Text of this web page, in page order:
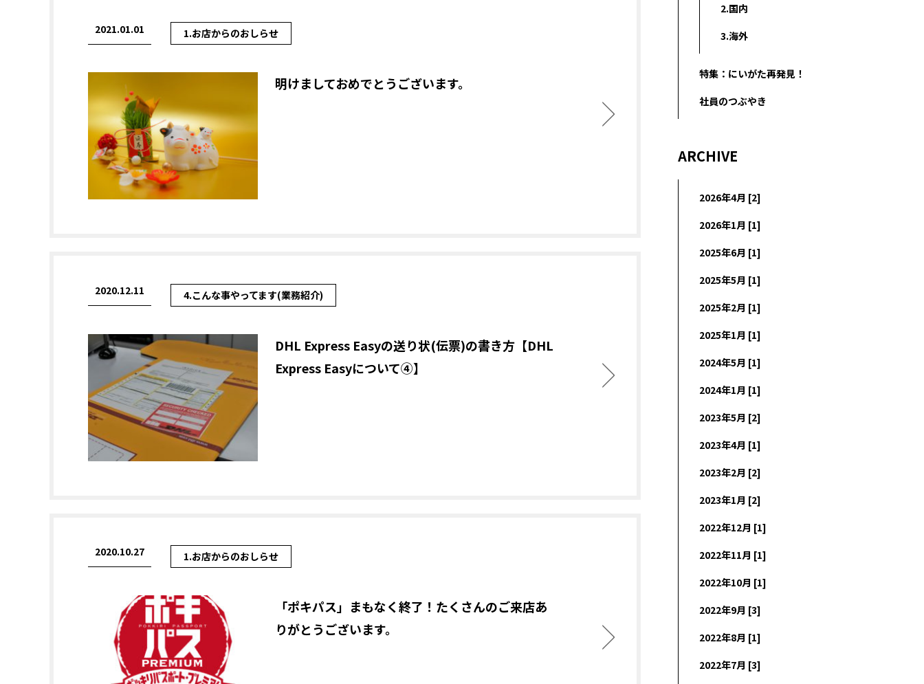
2021.01.01 1.お店からのおしらせ
明けましておめでとうございます。
2020.12.11 4.こんな事やってます(業務紹介)
DHL Express Easyの送り状(伝票)の書き方【DHL
Express Easyについて④】
2020.10.27 1.お店からのおしらせ
「ポキパス」まもなく終了！たくさんのご来店あ
りがとうございます。
2.国内
3.海外
特集：にいがた再発見！
社員のつぶやき
ARCHIVE
2026年4月 [2]
2026年1月 [1]
2025年6月 [1]
2025年5月 [1]
2025年2月 [1]
2025年1月 [1]
2024年5月 [1]
2024年1月 [1]
2023年5月 [2]
2023年4月 [1]
2023年2月 [2]
2023年1月 [2]
2022年12月 [1]
2022年11月 [1]
2022年10月 [1]
2022年9月 [3]
2022年8月 [1]
2022年7月 [3]